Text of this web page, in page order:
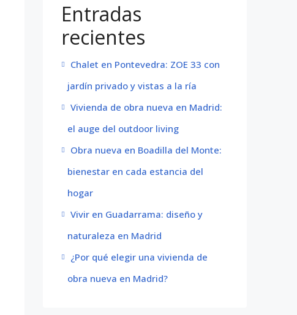
Entradas
recientes
Chalet en Pontevedra: ZOE 33 con
jardín privado y vistas a la ría
Vivienda de obra nueva en Madrid:
el auge del outdoor living
Obra nueva en Boadilla del Monte:
bienestar en cada estancia del
hogar
Vivir en Guadarrama: diseño y
naturaleza en Madrid
¿Por qué elegir una vivienda de
obra nueva en Madrid?